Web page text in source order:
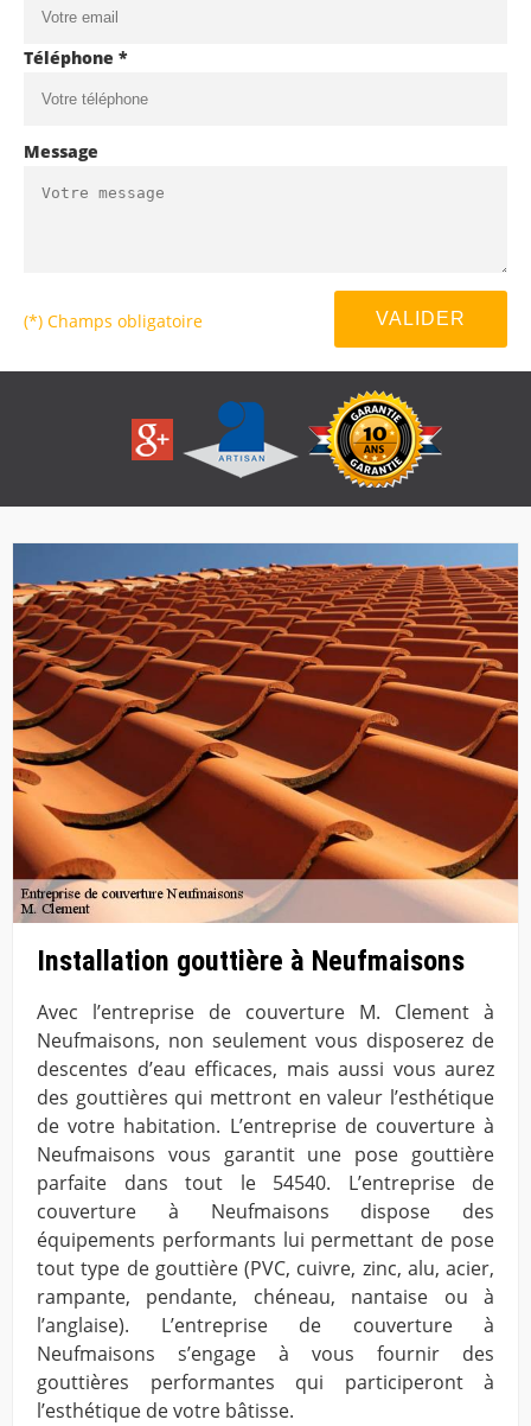
Téléphone *
Message
(*) Champs obligatoire
Installation gouttière à Neufmaisons
Avec l’entreprise de couverture M. Clement à
Neufmaisons, non seulement vous disposerez de
descentes d’eau efficaces, mais aussi vous aurez
des gouttières qui mettront en valeur l’esthétique
de votre habitation. L’entreprise de couverture à
Neufmaisons vous garantit une pose gouttière
parfaite dans tout le 54540. L’entreprise de
couverture à Neufmaisons dispose des
équipements performants lui permettant de pose
tout type de gouttière (PVC, cuivre, zinc, alu, acier,
rampante, pendante, chéneau, nantaise ou à
l’anglaise). L’entreprise de couverture à
Neufmaisons s’engage à vous fournir des
gouttières performantes qui participeront à
l’esthétique de votre bâtisse.